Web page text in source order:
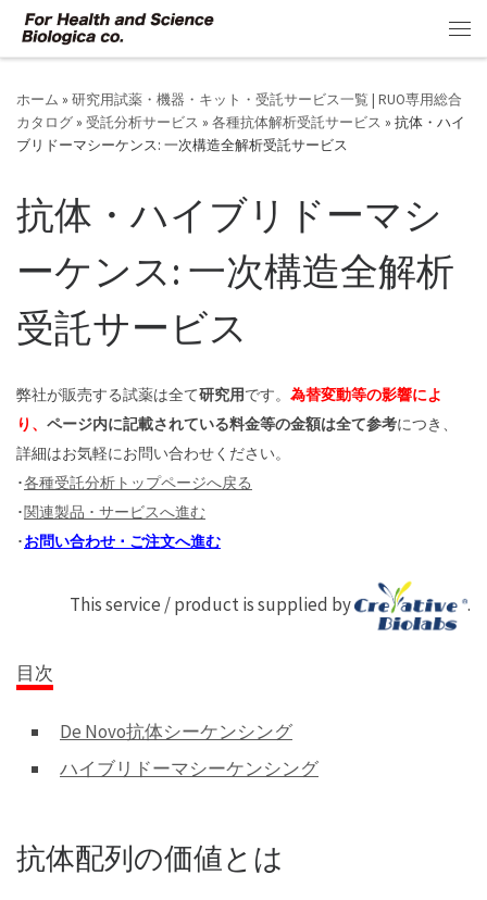
コンテンツへスキップ
ホーム » 研究用試薬・機器・キット・受託サービス一覧 | RUO専用総合
カタログ » 受託分析サービス » 各種抗体解析受託サービス » 抗体・ハイ
ブリドーマシーケンス: 一次構造全解析受託サービス
抗体・ハイブリドーマシ
ーケンス: 一次構造全解析
受託サービス
弊社が販売する試薬は全て研究用です。 為替変動等の影響によ
り、 ページ内に記載されている料金等の金額は全て参考につき、
詳細はお気軽にお問い合わせください。
･各種受託分析トップページへ戻る
･関連製品 ･ サービスへ進む
･お問い合わせ ･ ご注文へ進む
This service / product is supplied by .
目次
De Novo抗体シーケンシング
ハイブリドーマシーケンシング
抗体配列の価値とは